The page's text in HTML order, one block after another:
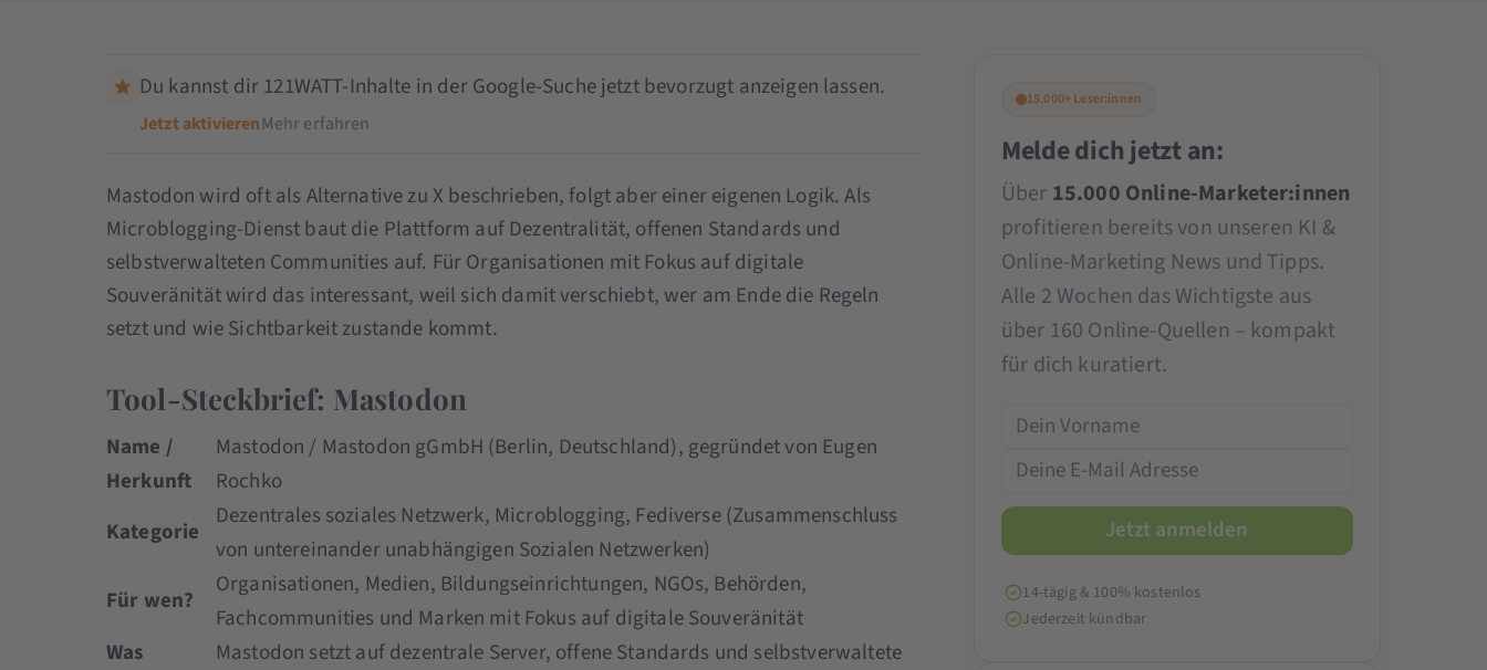
Du kannst dir 121WATT-Inhalte in der Google-Suche jetzt bevorzugt anzeigen lassen.
Jetzt aktivierenMehr erfahren
Mastodon wird oft als Alternative zu X beschrieben, folgt aber einer eigenen Logik. Als
Microblogging-Dienst baut die Plattform auf Dezentralität, offenen Standards und
selbstverwalteten Communities auf. Für Organisationen mit Fokus auf digitale
Souveränität wird das interessant, weil sich damit verschiebt, wer am Ende die Regeln
setzt und wie Sichtbarkeit zustande kommt.
Tool-Steckbrief: Mastodon
Name /
Herkunft
Mastodon / Mastodon gGmbH (Berlin, Deutschland), gegründet von Eugen
Rochko
Kategorie
Dezentrales soziales Netzwerk, Microblogging, Fediverse (Zusammenschluss
von untereinander unabhängigen Sozialen Netzwerken)
Für wen?
Organisationen, Medien, Bildungseinrichtungen, NGOs, Behörden,
Fachcommunities und Marken mit Fokus auf digitale Souveränität
Was
Mastodon setzt auf dezentrale Server, offene Standards und selbstverwaltete
15.000+ Leser:innen
Melde dich jetzt an:
Über 15.000 Online-Marketer:innen
profitieren bereits von unseren KI &
Online-Marketing News und Tipps.
Alle 2 Wochen das Wichtigste aus
über 160 Online-Quellen – kompakt
für dich kuratiert.
14-tägig & 100% kostenlos
Jederzeit kündbar